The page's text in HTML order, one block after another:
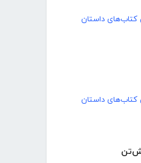
کتاب‌های داستان
کتاب‌های داستان